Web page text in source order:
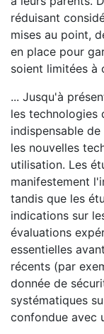
réduisant
mises au point,
en place pour
soient limitées à
... Jusqu'à
les technologies
indispensable
les nouvelles
utilisation. Les
manifestement
tandis que les
indications sur
évaluations
essentielles
récents (par
donnée de
systématiques
confondue avec